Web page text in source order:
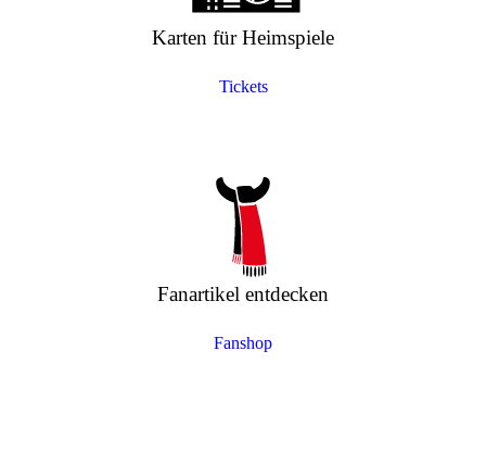
Karten für Heimspiele
Tickets
Fanartikel entdecken
Fanshop